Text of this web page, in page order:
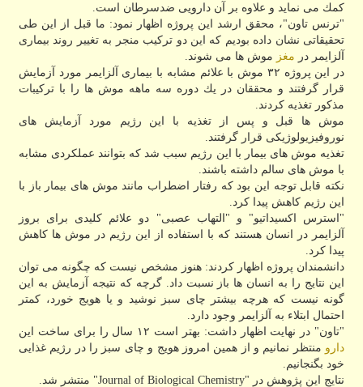
كمك می نماید و علاوه بر آن دارویی ضدسرطان است.
"ترنس تاون"، محقق ارشد این پروژه اظهار نمود: ما قبل از این طی
تحقیقاتی نشان داده بودیم كه این دو تركیب منجر به تغییر روند بیماری
آلزایمر در مغز موش ها می شوند.
در این پروژه ۳۲ موش با علائم مشابه با بیماری آلزایمر مورد آزمایش
قرار گرفتند و محققان در یك دوره سه ماهه موش ها را با تركیبات
مذكور تغذیه كردند.
موش ها قبل و پس از تغذیه با این رژیم مورد آزمایش های
نوروفیزیولوژیكی قرار گرفتند.
تغذیه موش های بیمار با این رژیم سبب شد كه بتوانند عملكردی مشابه
با موش های سالم داشته باشند.
نكته قابل توجه این بود كه رفتار اضطراب مانند موش های بیمار باز با
این رژیم كاهش پیدا كرد.
"استرس اكسیداتیو" و "التهاب عصبی" دو علائم كلیدی برای بروز
آلزایمر در انسان هستند كه با استفاده از این رژیم در موش ها كاهش
پیدا كرد.
دانشمندان پروژه اظهار كردند: هنوز مشخص نیست كه چگونه می توان
این نتایج را به انسان ها باز نسبت داد. گرچه كه نتیجه آزمایش به این
گونه نیست كه هرچه بیشتر چای سبز نوشید و یا هویج خورد، كمتر
احتمال ابتلاء به آلزایمر وجود دارد.
"تاون" در نهایت اظهار داشت: بهتر است ۱۲ سال را برای ساخت این
دارو منتظر نمانیم و از همین امروز هویج و چای سبز را در رژیم غذایی
خود بگنجانیم.
نتایج این پژوهش در "Journal of Biological Chemistry" منتشر شد.